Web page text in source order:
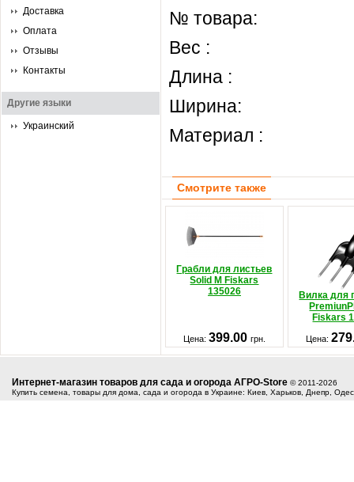
Доставка
Оплата
Отзывы
Контакты
Другие языки
Украинский
№ товара:
Вес :
Длина :
Ширина:
Материал :
Смотрите также
Грабли для листьев
Solid M Fiskars
135026
Вилка для
Fiskars
Цена: 399.00 грн. Цена:
Интернет-магазин товаров для сада и огорода АГРО-Store © 2011-2026
Купить семена, товары для дома, сада и огорода в Украине: Киев, Харьков, Днепр,